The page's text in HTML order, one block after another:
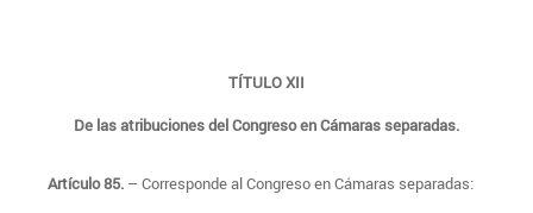
TÍTULO XII
De las atribuciones del Congreso en Cámaras separadas.
Artículo 85. – Corresponde al Congreso en Cámaras separadas: